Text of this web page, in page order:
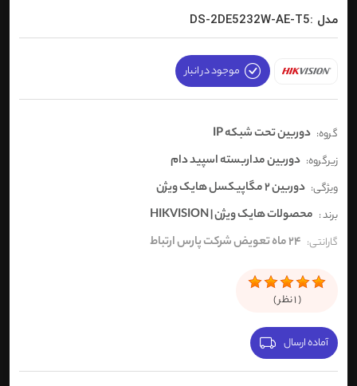
مدل :DS-2DE5232W-AE-T5
موجود در انبار
گروه: دوربین تحت شبکه IP
زیرگروه: دوربین مداربسته اسپید دام
ویژگی: دوربین 2 مگاپیکسل هایک ویژن
برند : محصولات هایک ویژن | HIKVISION
گارانتی: 24 ماه تعویض شرکت پارس ارتباط
(
1نظر )
آماده ارسال